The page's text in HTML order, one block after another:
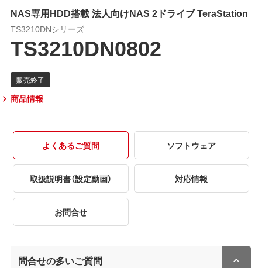
NAS専用HDD搭載 法人向けNAS 2ドライブ TeraStation
TS3210DNシリーズ
TS3210DN0802
商品情報
よくあるご質問 ソフトウェア
取扱説明書（設定動画） 対応情報
お問合せ
問合せの多いご質問